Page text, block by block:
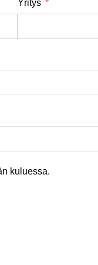
Yritys
kuluessa.